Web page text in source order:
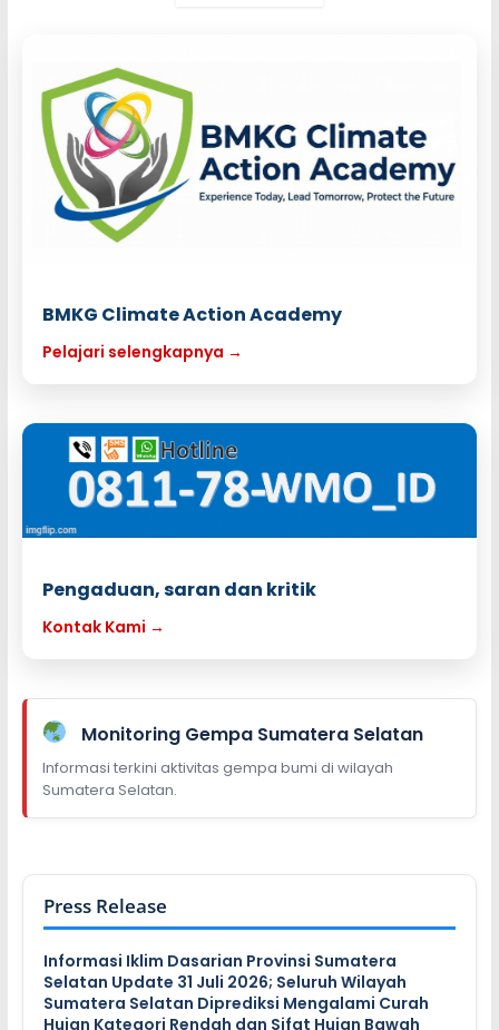
BMKG Climate Action Academy
Pelajari selengkapnya →
Pengaduan, saran dan kritik
Kontak Kami →
Monitoring Gempa Sumatera Selatan
Informasi terkini aktivitas gempa bumi di wilayah
Sumatera Selatan.
Press Release
Informasi Iklim Dasarian Provinsi Sumatera
Selatan Update 31 Juli 2026; Seluruh Wilayah
Sumatera Selatan Diprediksi Mengalami Curah
Hujan Kategori Rendah dan Sifat Hujan Bawah